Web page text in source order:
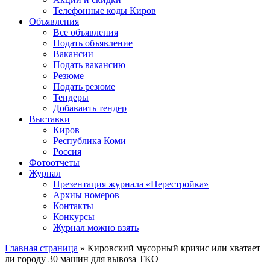
Телефонные коды Киров
Объявления
Все объявления
Подать объявление
Вакансии
Подать вакансию
Резюме
Подать резюме
Тендеры
Добаваить тендер
Выставки
Киров
Республика Коми
Россия
Фотоотчеты
Журнал
Презентация журнала «Перестройка»
Архиы номеров
Контакты
Конкурсы
Журнал можно взять
Главная страница » Кировский мусорный кризис или хватает
ли городу 30 машин для вывоза ТКО